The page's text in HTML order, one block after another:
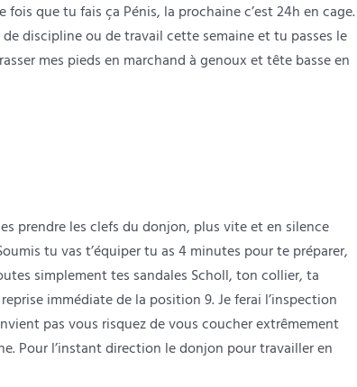
que tu fais ça Pénis, la prochaine c’est 24h en cage.
discipline ou de travail cette semaine et tu passes le
mes pieds en marchand à genoux et tête basse en
prendre les clefs du donjon, plus vite et en silence
tu vas t’équiper tu as 4 minutes pour te préparer,
simplement tes sandales Scholl, ton collier, ta
immédiate de la position 9. Je ferai l’inspection
pas vous risquez de vous coucher extrêmement
Pour l’instant direction le donjon pour travailler en